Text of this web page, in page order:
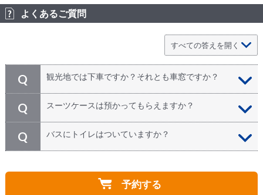
よくあるご質問
Q 観光地では下車ですか？それとも車窓ですか？
A
観光地全て下車にて観光予定となります。それぞれの観
光時間については、場 所と当日の状況により前後しま
すと１時間～１時間半となります。
Q スーツケースは預かってもらえますか？
A
スーツケースはお預かり可能です。お１人様１つ以上の
場合は必ずお問い合わせください。貴重品は必ずご自身
Q バスにトイレはついていますか？
し、当日に確定します。走行途中、休憩時間は設けられ
ますので、その際にトイレをご利用下さい。
予約する